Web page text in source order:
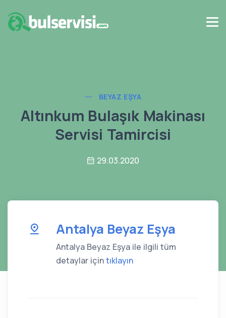
BEYAZ EŞYA
Altınkum Bulaşık Makinası
Servisi Tamircisi
29.03.2020
Antalya Beyaz Eşya
Antalya Beyaz Eşya ile ilgili tüm
detaylar içintıklayın